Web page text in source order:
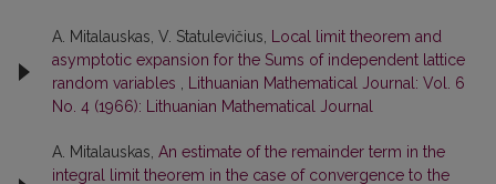
A. Mitalauskas, V. Statulevičius,
Local limit theorem and
asymptotic expansion for the Sums of independent lattice
random variables
Lithuanian Mathematical Journal: Vol. 6
No. 4 (1966): Lithuanian Mathematical Journal
A. Mitalauskas, An estimate of the remainder term in the
integral limit theorem in the case of convergence to the